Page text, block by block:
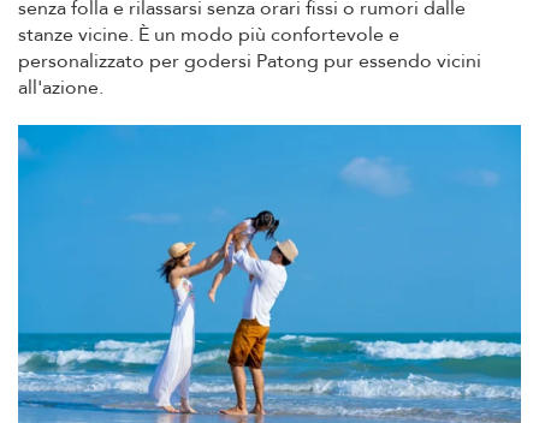
senza folla e rilassarsi senza orari fissi o rumori dalle
stanze vicine. È un modo più confortevole e
personalizzato per godersi Patong pur essendo vicini
all'azione.